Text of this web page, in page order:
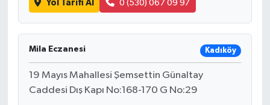
Yol Tarifi Al 0 (530) 067 09 97
Mila Eczanesi Kadıköy
19 Mayıs Mahallesi Şemsettin Günaltay
Caddesi Dış Kapı No:168-170 G No:29